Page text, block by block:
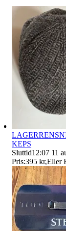
KEPS
Sluttid12:07 11
Pris:395 kr,Eller